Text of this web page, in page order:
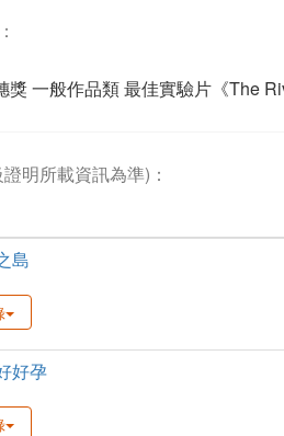
獎 一般作品類 最佳實驗片《The
明所載資訊為準)：
島
好孕